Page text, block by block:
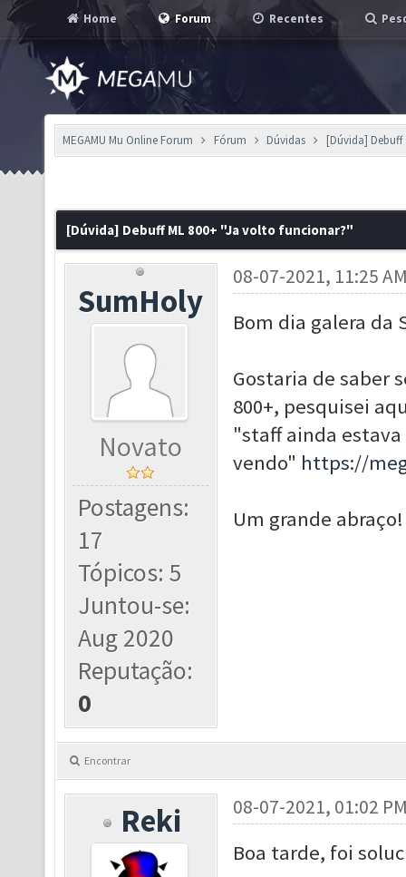
Home Forum Recentes
MEGAMU Mu Online Forum Fórum Dúvidas [Dúvida]
[Dúvida] Debuff ML 800+ "Ja volto funcionar?"
SumHoly
Novato
Postagens:
17
Tópicos: 5
Juntou-se:
Aug 2020
Reputação:
0
08-07-2021, 11:25
Bom dia galera da
Gostaria de saber
800+, pesquisei
"staff ainda estava
vendo" https://
Um grande abraço!
Encontrar
Reki 08-07-2021, 01:02
Boa tarde, foi